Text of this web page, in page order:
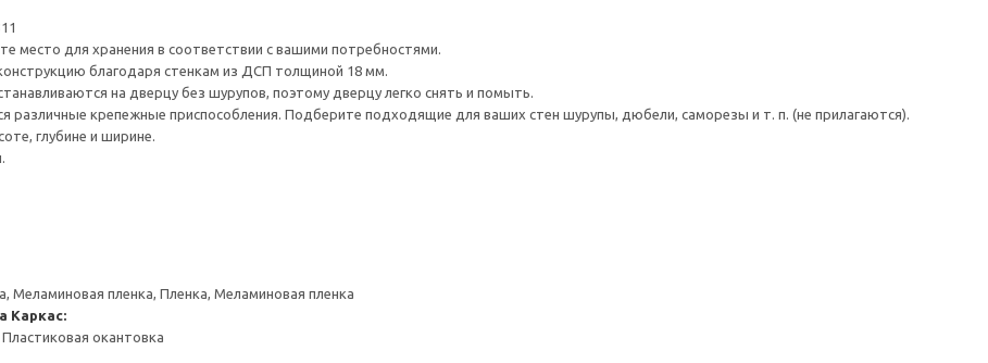
место для хранения в соответствии с вашими потребностями.
благодаря стенкам из ДСП толщиной 18 мм.
на дверцу без шурупов, поэтому дверцу легко снять и помыть.
различные крепежные приспособления. Подберите подходящие для ваших стен шурупы, дюбели, саморезы и т. п. (не прилагаются).
глубине и ширине.
Меламиновая пленка, Пленка, Меламиновая пленка
Каркас:
окантовка